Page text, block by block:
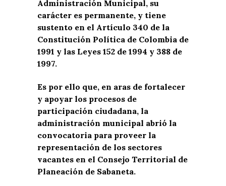
Administración Municipal, su
carácter es permanente, y tiene
sustento en el Artículo 340 de la
Constitución Política de Colombia de
1991 y las Leyes 152 de 1994 y 388 de
1997.
Es por ello que, en aras de fortalecer
y apoyar los procesos de
participación ciudadana, la
administración municipal abrió la
convocatoria para proveer la
representación de los sectores
vacantes en el Consejo Territorial de
Planeación de Sabaneta.